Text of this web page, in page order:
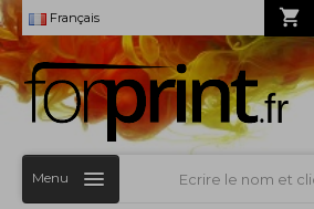
Français
Menu